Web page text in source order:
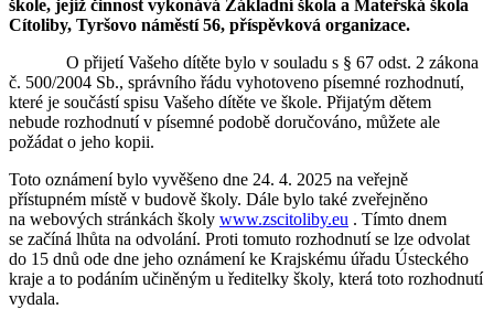
škole, jejíž činnost vykonává Základní škola a Mateřská škola
Cítoliby, Tyršovo náměstí 56, příspěvková organizace.
O přijetí Vašeho dítěte bylo v souladu s § 67 odst. 2 zákona
č. 500/2004 Sb., správního řádu vyhotoveno písemné rozhodnutí,
které je součástí spisu Vašeho dítěte ve škole. Přijatým dětem
nebude rozhodnutí v písemné podobě doručováno, můžete ale
požádat o jeho kopii.
Toto oznámení bylo vyvěšeno dne 24. 4. 2025 na veřejně
přístupném místě v budově školy. Dále bylo také zveřejněno
na webových stránkách školy www.zscitoliby.eu . Tímto dnem
se začíná lhůta na odvolání. Proti tomuto rozhodnutí se lze odvolat
do 15 dnů ode dne jeho oznámení ke Krajskému úřadu Ústeckého
kraje a to podáním učiněným u ředitelky školy, která toto rozhodnutí
vydala.